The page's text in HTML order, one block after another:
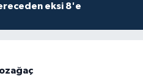
eksi 8'e